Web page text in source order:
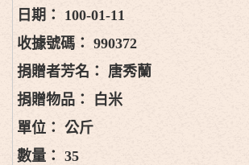
100-01-11
990372
唐秀蘭
白米
公斤
35